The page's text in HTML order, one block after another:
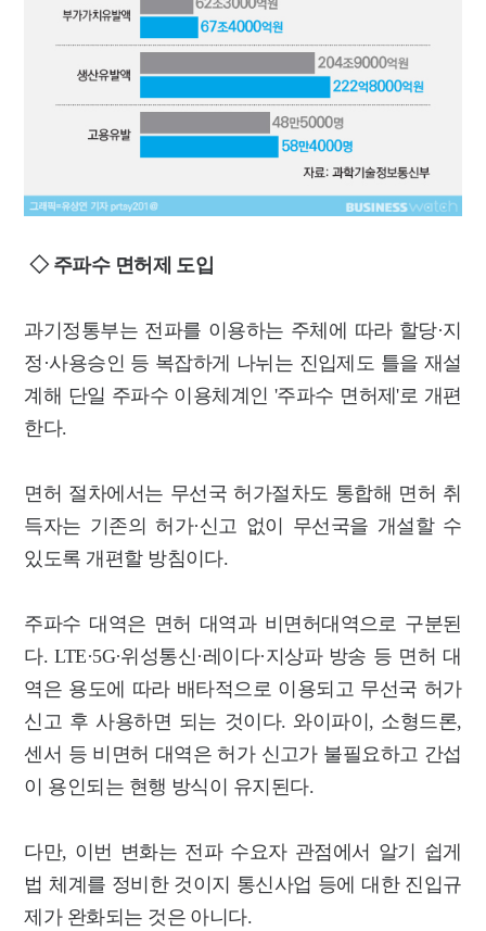
◇ 주파수 면허제 도입
과기정통부는 전파를 이용하는 주체에 따라 할당·지
정·사용승인 등 복잡하게 나뉘는 진입제도 틀을 재설
계해 단일 주파수 이용체계인 '주파수 면허제'로 개편
한다.
면허 절차에서는 무선국 허가절차도 통합해 면허 취
득자는 기존의 허가·신고 없이 무선국을 개설할 수
있도록 개편할 방침이다.
주파수 대역은 면허 대역과 비면허대역으로 구분된
다. LTE·5G·위성통신·레이다·지상파 방송 등 면허 대
역은 용도에 따라 배타적으로 이용되고 무선국 허가
신고 후 사용하면 되는 것이다. 와이파이, 소형드론,
센서 등 비면허 대역은 허가 신고가 불필요하고 간섭
이 용인되는 현행 방식이 유지된다.
다만, 이번 변화는 전파 수요자 관점에서 알기 쉽게
법 체계를 정비한 것이지 통신사업 등에 대한 진입규
제가 완화되는 것은 아니다.